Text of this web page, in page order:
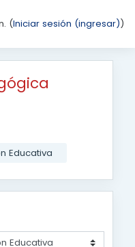
(Iniciar sesión (ingresar))
Educativa